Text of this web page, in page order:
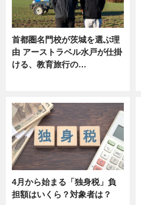
首都圏名門校が茨城を選ぶ理
由 アーストラベル水戸が仕掛
ける、教育旅行の…
4月から始まる「独身税」負
担額はいくら？対象者は？